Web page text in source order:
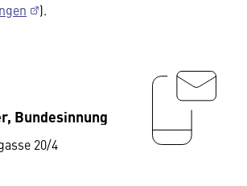
).
Bundesinnung
20/4